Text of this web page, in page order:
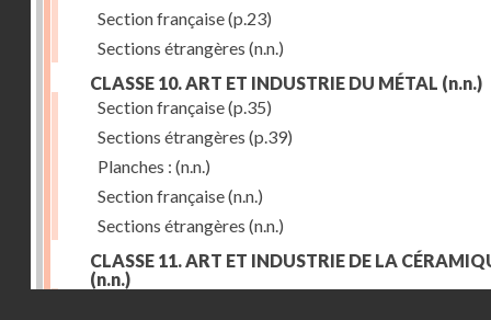
Section française(p.23)
Sections étrangères (n.n.)
CLASSE 10. ART ET INDUSTRIE DU MÉTAL (n.n.)
Section française(p.35)
Sections étrangères (p.39)
Planches : (n.n.)
Section française(n.n.)
Sections étrangères (n.n.)
CLASSE 11. ART ET INDUSTRIE DE LA
(n.n.)